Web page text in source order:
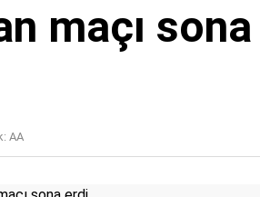
maçı sona
AA